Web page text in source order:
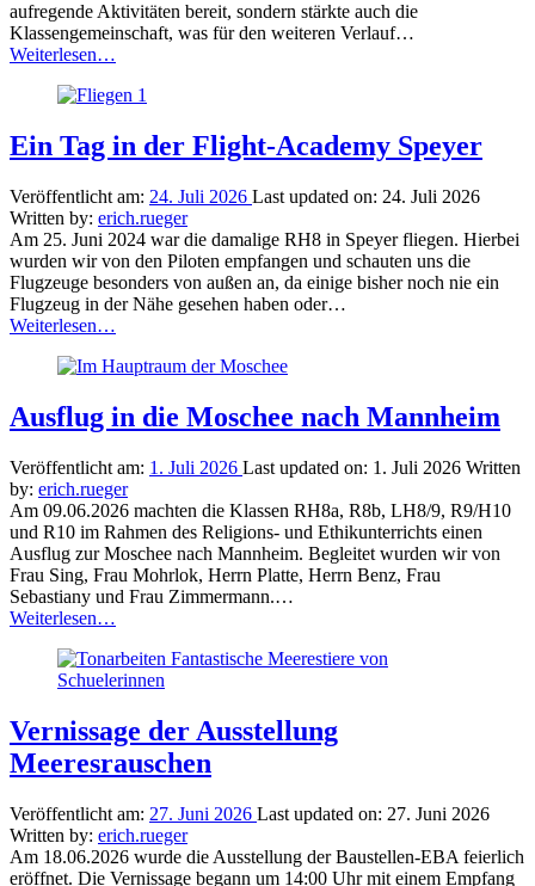
aufregende Aktivitäten bereit, sondern stärkte auch die
Klassengemeinschaft, was für den weiteren Verlauf…
Weiterlesen
Paris”
…
Ein Tag in der Flight-Academy Speyer
Veröffentlicht am: 24. Juli 2026 Last updated on: 24. Juli 2026
Written by: erich.rueger
Am 25. Juni 2024 war die damalige RH8 in Speyer fliegen. Hierbei
wurden wir von den Piloten empfangen und schauten uns die
Flugzeuge besonders von außen an, da einige bisher noch nie ein
Flugzeug in der Nähe gesehen haben oder…
Weiterlesen
in
Flight-
Academy
…
Ausflug in die Moschee nach Mannheim
Veröffentlicht am: 1. Juli 2026 Last updated on: 1. Juli 2026 Written
by: erich.rueger
Am 09.06.2026 machten die Klassen RH8a, R8b, LH8/9, R9/H10
und R10 im Rahmen des Religions- und Ethikunterrichts einen
Ausflug zur Moschee nach Mannheim. Begleitet wurden wir von
Frau Sing, Frau Mohrlok, Herrn Platte, Herrn Benz, Frau
Sebastiany und Frau Zimmermann.…
Weiterlesen
die
Moschee
Mannheim”
…
Vernissage der Ausstellung
Meeresrauschen
Veröffentlicht am: 27. Juni 2026 Last updated on: 27. Juni 2026
Written by: erich.rueger
Am 18.06.2026 wurde die Ausstellung der Baustellen-EBA feierlich
eröffnet. Die Vernissage begann um 14:00 Uhr mit einem Empfang